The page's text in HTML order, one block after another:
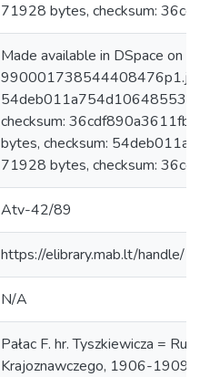
71928 bytes, checksum:
Made available in DSpace on
checksum:
bytes, checksum:
71928 bytes, checksum:
Atv-42/89
https://elibrary.mab.lt/handle/
N/A
Pałac F. hr. Tyszkiewicza =
Krajoznawczego, 1906-1909,